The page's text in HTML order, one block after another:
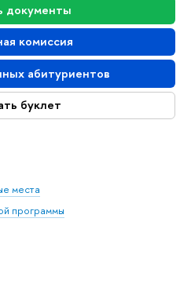
документы
комиссия
абитуриентов
буклет
места
программы